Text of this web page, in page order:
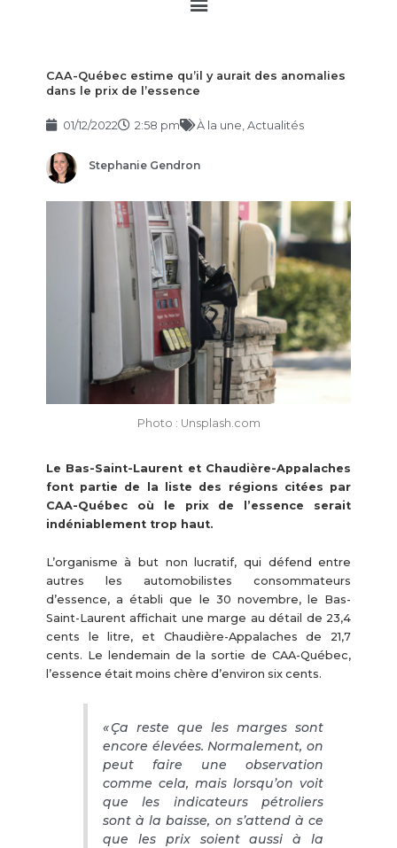
CAA-Québec estime qu’il y aurait des anomalies
dans le prix de l’essence
01/12/2022 2:58 pm À la une Actualités
Stephanie Gendron
Photo : Unsplash.com
Le Bas-Saint-Laurent et Chaudière-Appalaches
font partie de la liste des régions citées par
CAA-Québec où le prix de l’essence serait
indéniablement trop haut.
L’organisme à but non lucratif, qui défend entre
autres les automobilistes consommateurs
d’essence, a établi que le 30 novembre, le Bas-
Saint-Laurent affichait une marge au détail de 23,4
cents le litre, et Chaudière-Appalaches de 21,7
cents. Le lendemain de la sortie de CAA-Québec,
l’essence était moins chère d’environ six cents.
« Ça reste que les marges sont
encore élevées. Normalement, on
peut faire une observation
comme cela, mais lorsqu’on voit
que les indicateurs pétroliers
sont à la baisse, on s’attend à ce
que les prix soient aussi à la